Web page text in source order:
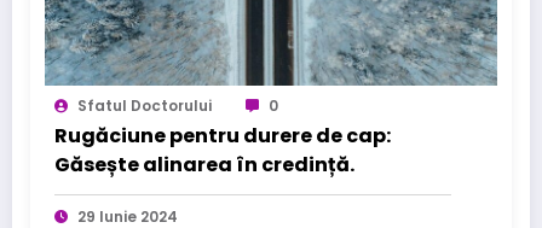
Sfatul Doctorului 0
Rugăciune pentru durere de cap:
Găsește alinarea în credință.
29 Iunie 2024